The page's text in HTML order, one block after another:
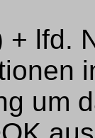
lfd.
um